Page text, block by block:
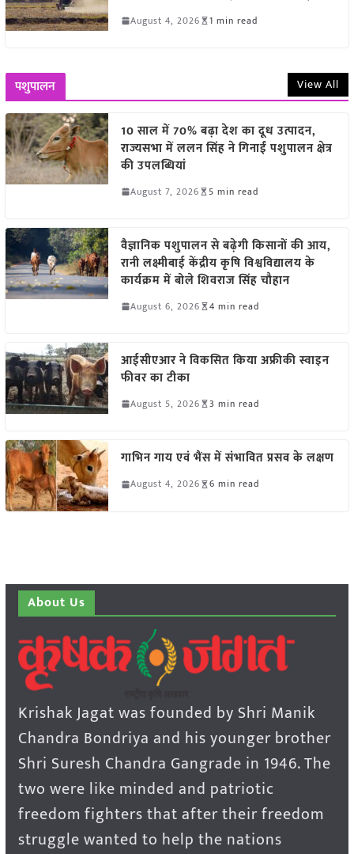
August 4, 2026 1 min read
पशुपालन View All
10 साल में 70% बढ़ा देश का दूध उत्पादन,
राज्यसभा में ललन सिंह ने गिनाईं पशुपालन क्षेत्र
की उपलब्धियां
August 7, 2026 5 min read
वैज्ञानिक पशुपालन से बढ़ेगी किसानों की आय,
रानी लक्ष्मीबाई केंद्रीय कृषि विश्वविद्यालय के
कार्यक्रम में बोले शिवराज सिंह चौहान
August 6, 2026 4 min read
आईसीएआर ने विकसित किया अफ्रीकी स्वाइन
फीवर का टीका
August 5, 2026 3 min read
गाभिन गाय एवं भैंस में संभावित प्रसव के लक्षण
August 4, 2026 6 min read
About Us
Krishak Jagat was founded by Shri Manik
Chandra Bondriya and his younger brother
Shri Suresh Chandra Gangrade in 1946. The
two were like minded and patriotic
freedom fighters that after their freedom
struggle wanted to help the nations